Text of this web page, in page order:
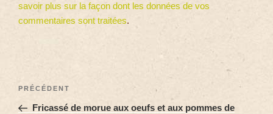
savoir plus sur la façon dont les données de vos
commentaires sont traitées.
PRÉCÉDENT
Fricassé de morue aux oeufs et aux pommes de